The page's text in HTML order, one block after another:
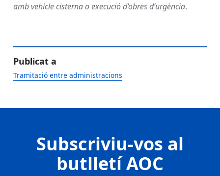
amb vehicle cisterna o execució d’obres d’urgència.
Publicat a
Tramitació entre administracions
Subscriviu-vos al
butlletí AOC